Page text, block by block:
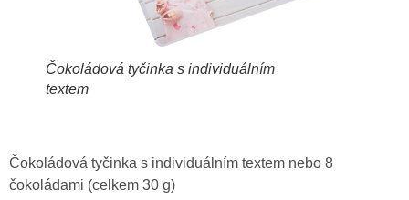
Čokoládová tyčinka s individuálním
textem
Čokoládová tyčinka s individuálním textem nebo 8
čokoládami (celkem 30 g)